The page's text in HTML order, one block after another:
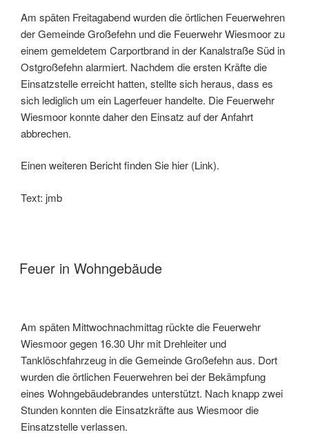
Am späten Freitagabend wurden die örtlichen Feuerwehren
der Gemeinde Großefehn und die Feuerwehr Wiesmoor zu
einem gemeldetem Carportbrand in der Kanalstraße Süd in
Ostgroßefehn alarmiert. Nachdem die ersten Kräfte die
Einsatzstelle erreicht hatten, stellte sich heraus, dass es
sich lediglich um ein Lagerfeuer handelte. Die Feuerwehr
Wiesmoor konnte daher den Einsatz auf der Anfahrt
abbrechen.
Einen weiteren Bericht finden Sie hier (Link).
Text: jmb
Feuer in Wohngebäude
Am späten Mittwochnachmittag rückte die Feuerwehr
Wiesmoor gegen 16.30 Uhr mit Drehleiter und
Tanklöschfahrzeug in die Gemeinde Großefehn aus. Dort
wurden die örtlichen Feuerwehren bei der Bekämpfung
eines Wohngebäudebrandes unterstützt. Nach knapp zwei
Stunden konnten die Einsatzkräfte aus Wiesmoor die
Einsatzstelle verlassen.